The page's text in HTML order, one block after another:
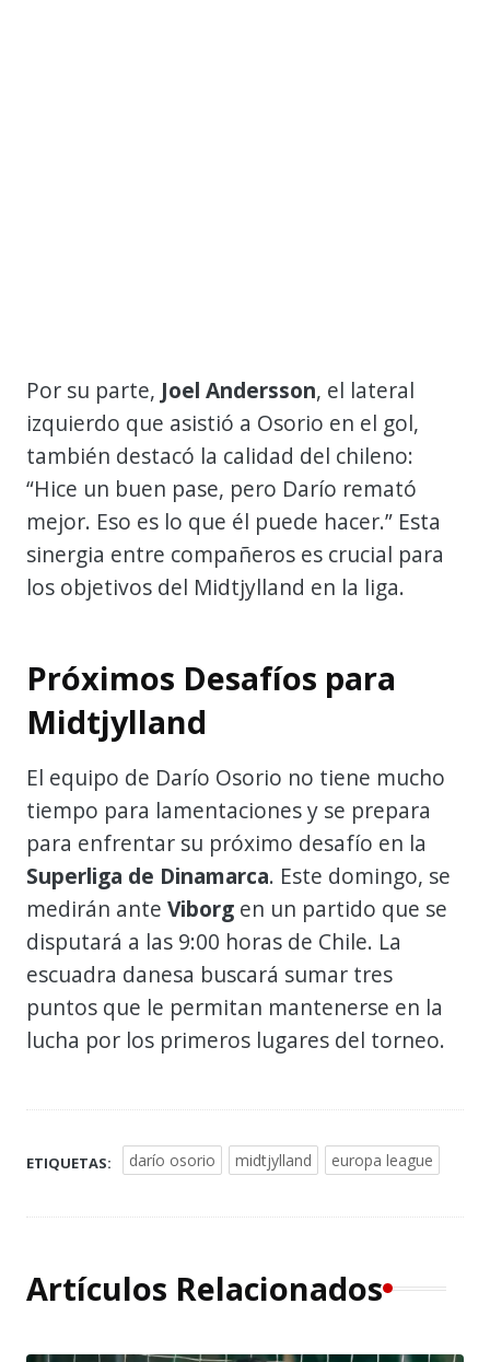
Por su parte, Joel Andersson, el lateral
izquierdo que asistió a Osorio en el gol,
también destacó la calidad del chileno:
“Hice un buen pase, pero Darío remató
mejor. Eso es lo que él puede hacer.” Esta
sinergia entre compañeros es crucial para
los objetivos del Midtjylland en la liga.
Próximos Desafíos para
Midtjylland
El equipo de Darío Osorio no tiene mucho
tiempo para lamentaciones y se prepara
para enfrentar su próximo desafío en la
Superliga de Dinamarca. Este domingo, se
medirán ante Viborg en un partido que se
disputará a las 9:00 horas de Chile. La
escuadra danesa buscará sumar tres
puntos que le permitan mantenerse en la
lucha por los primeros lugares del torneo.
ETIQUETAS: darío osorio midtjylland europa league
Artículos Relacionados